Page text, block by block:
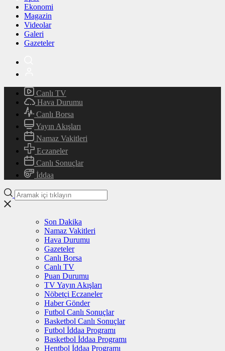
Ekonomi
Magazin
Videolar
Galeri
Gazeteler
Canlı TV
Hava Durumu
Canlı Borsa
Yayın Akışları
Namaz Vakitleri
Eczaneler
Canlı Sonuçlar
İddaa
Son Dakika
Namaz Vakitleri
Hava Durumu
Gazeteler
Canlı Borsa
Canlı TV
Puan Durumu
TV Yayın Akışları
Nöbetçi Eczaneler
Haber Gönder
Futbol Canlı Sonuçlar
Basketbol Canlı Sonuçlar
Futbol İddaa Programı
Basketbol İddaa Programı
Hentbol İddaa Programı